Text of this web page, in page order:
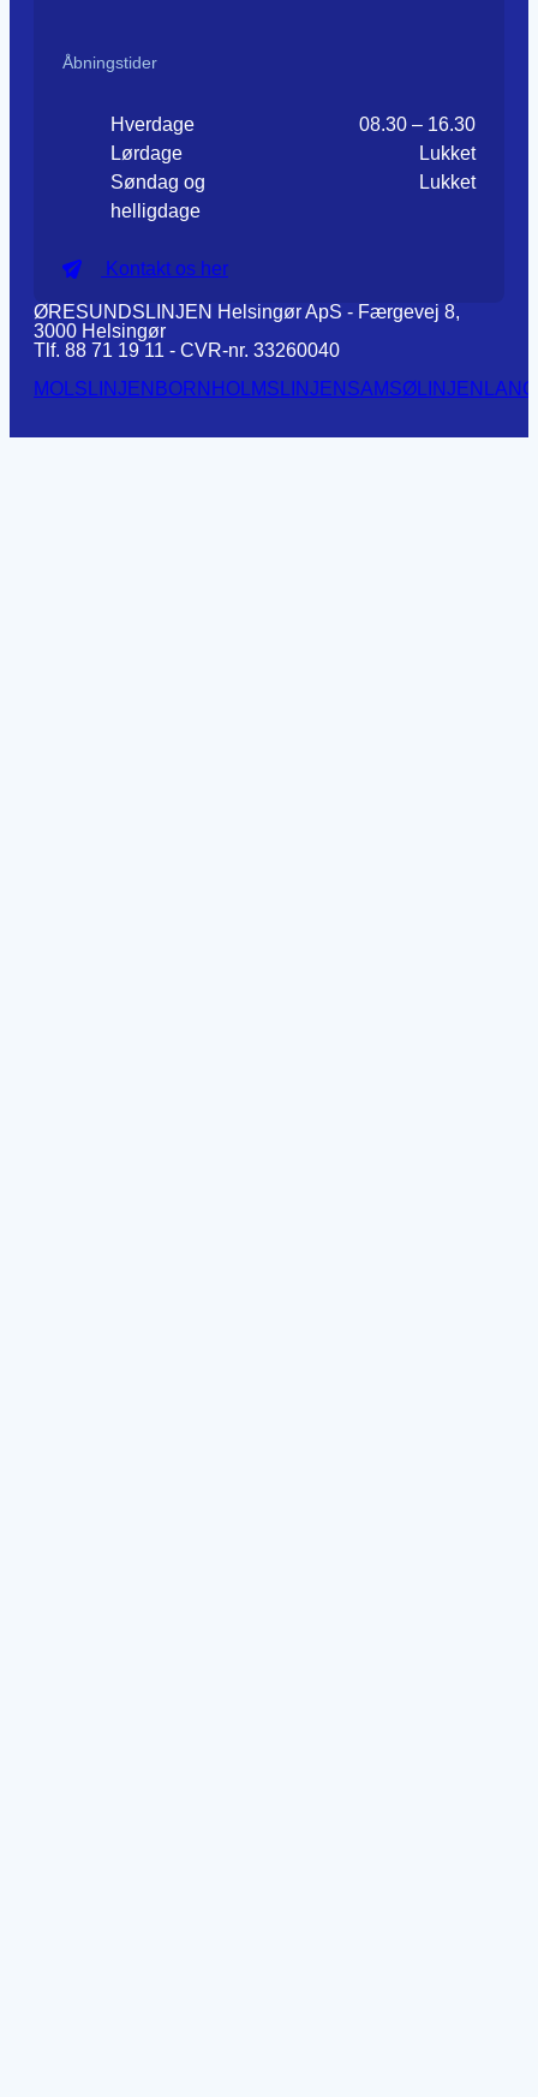
Åbningstider
Hverdage
08.30 – 16.30
Lørdage
Lukket
Søndag og
helligdage
Lukket
Kontakt os her
ØRESUNDSLINJEN Helsingør ApS - Færgevej 8,
3000 Helsingør
Tlf. 88 71 19 11 - CVR-nr. 33260040
MOLSLINJEN BORNHOLMSLINJEN SAMSØLINJEN